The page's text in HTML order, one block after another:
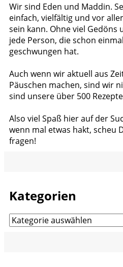
Wir sind Eden und Maddin.
einfach, vielfältig und vor
sein kann. Ohne viel
jede Person, die schon
geschwungen hat.
Auch wenn wir aktuell aus
Päuschen machen, sind wir
sind unsere über 500
Also viel Spaß hier auf der
wenn mal etwas hakt, scheu
fragen!
Kategorien
Kategorien